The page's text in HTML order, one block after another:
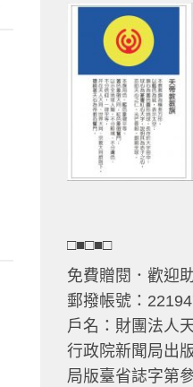
□■□■□
免費贈閱．歡迎
郵撥帳號：
戶名：財團法人
行政院新聞局出
局版臺省誌字第